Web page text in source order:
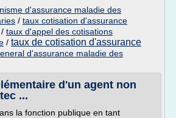
d'assurance maladie des
/ taux cotisation d'assurance
/ taux d'appel des cotisations
/ taux de cotisation d'assurance
d'assurance maladie des
d'un agent non
...
la fonction publique en tant